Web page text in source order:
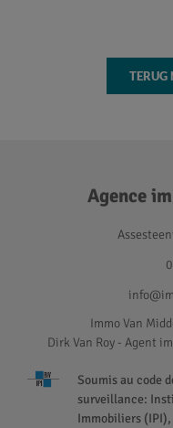
Agence
Immo Van
Dirk Van Roy - Agent
Soumis au code
surveillance:
Immobiliers